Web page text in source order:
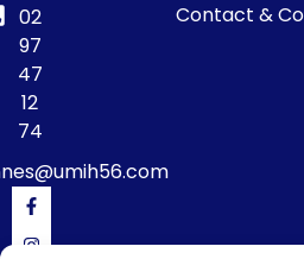
02
97
47
12
74
Contact &